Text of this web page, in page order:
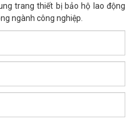
trang thiết bị bảo hộ lao động
ngành công nghiệp.